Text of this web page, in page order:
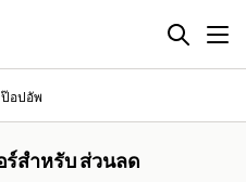
ป๊อปอัพ
สำหรับ ส่วนลด